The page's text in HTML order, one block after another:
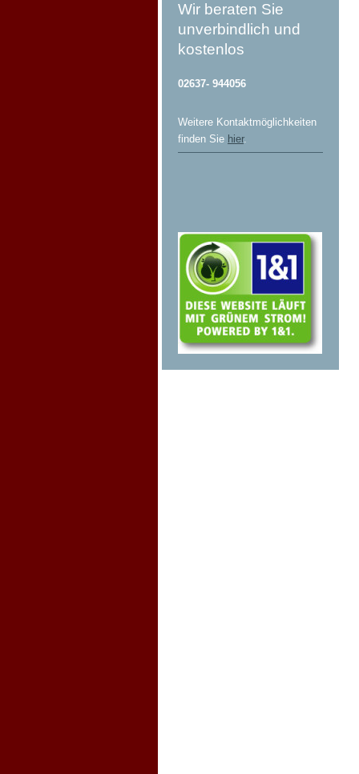
Wir beraten Sie
unverbindlich und
kostenlos
02637- 944056
Weitere Kontaktmöglichkeiten
finden Sie hier.